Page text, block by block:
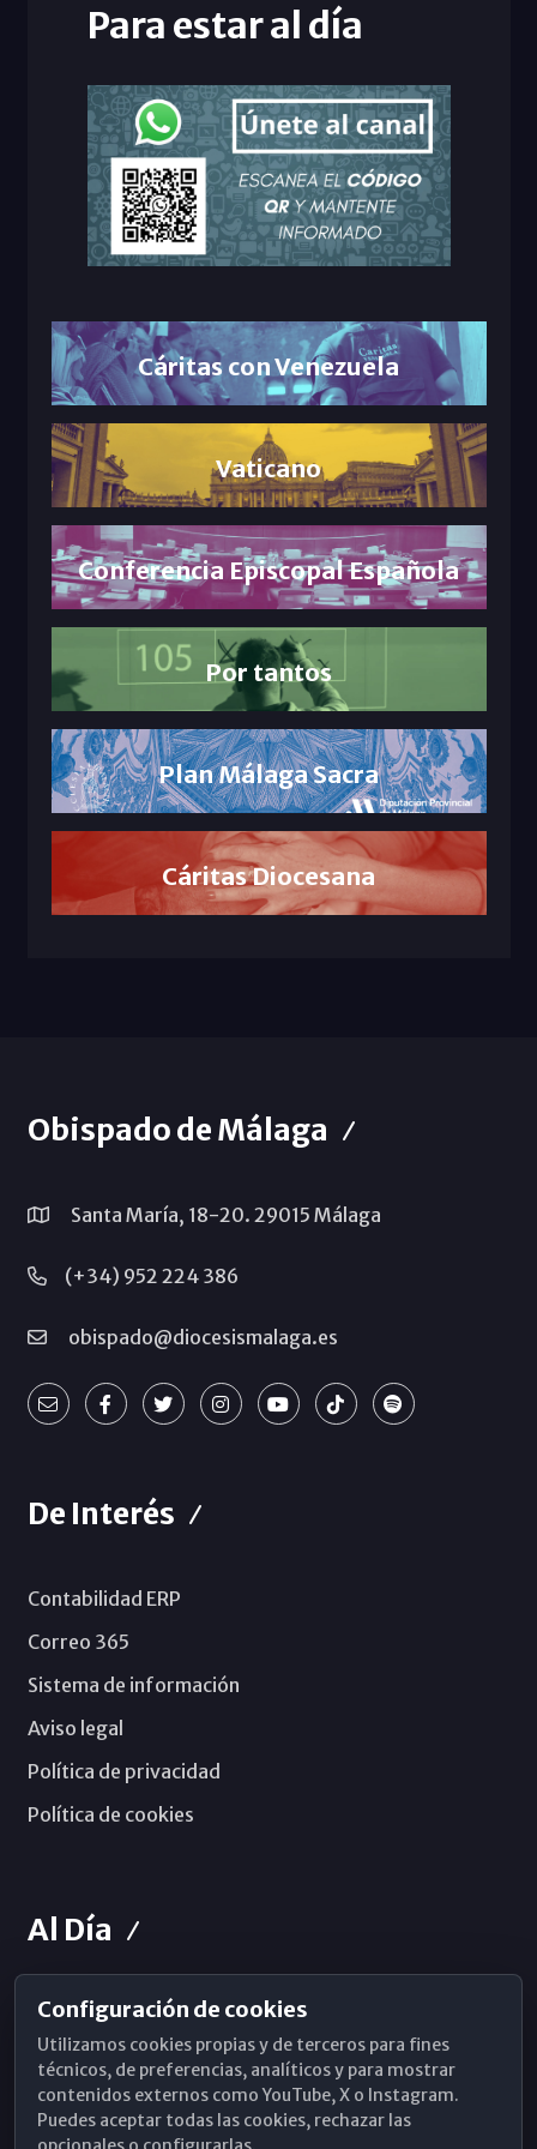
Para estar al día
Cáritas con Venezuela
Vaticano
Conferencia Episcopal Española
Por tantos
Plan Málaga Sacra
Cáritas Diocesana
Obispado de Málaga
Santa María, 18-20. 29015 Málaga
(+34) 952 224 386
obispado@diocesismalaga.es
De Interés
Contabilidad ERP
Correo 365
Sistema de información
Aviso legal
Política de privacidad
Política de cookies
Al Día
Horarios de Misa
Hemeroteca
WhatsApp
Configuración de cookies
Utilizamos cookies propias y de terceros para fines
técnicos, de preferencias, analíticos y para mostrar
contenidos externos como YouTube, X o Instagram.
Puedes aceptar todas las cookies, rechazar las